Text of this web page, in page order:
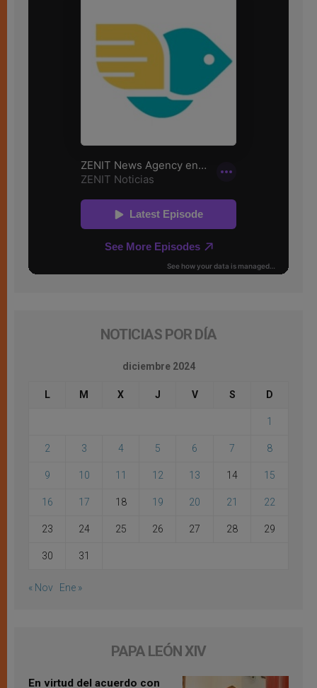
NOTICIAS POR DÍA
diciembre 2024
L M X J V S D
1
2 3 4 5 6 7 8
9 10 11 12 13 14 15
16 17 18 19 20 21 22
23 24 25 26 27 28 29
30 31
« Nov Ene »
PAPA LEÓN XIV
En virtud del acuerdo con